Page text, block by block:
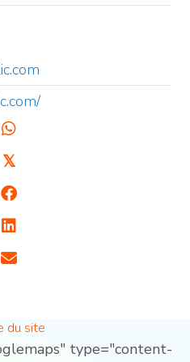
𝕏
du site
type="content-